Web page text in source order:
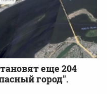
еще 204
город".